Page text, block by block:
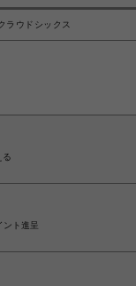
ラウドシックス
る
ント進呈